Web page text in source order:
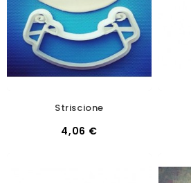
Striscione
4,06 €